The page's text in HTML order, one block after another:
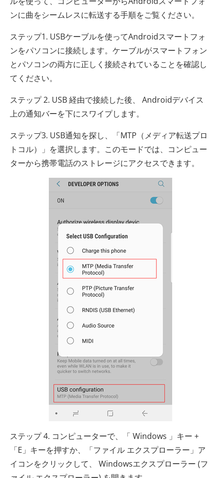
ンに曲をシームレスに転送する手順をご覧ください。
ステップ1. USBケーブルを使ってAndroidスマートフォ
ンをパソコンに接続します。ケーブルがスマートフォン
とパソコンの両方に正しく接続されていることを確認し
てください。
ステップ 2. USB 経由で接続した後、 Androidデバイス
上の通知バーを下にスワイプします。
ステップ3. USB通知を探し、「MTP（メディア転送プロ
トコル）」を選択します。このモードでは、コンピュー
ターから携帯電話のストレージにアクセスできます。
ステップ 4. コンピューターで、「 Windows 」キー +
「E」キーを押すか、「ファイル エクスプローラー」ア
イコンをクリックして、 Windowsエクスプローラー (フ